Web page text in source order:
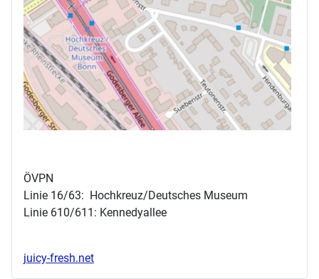
ÖVPN
Linie 16/63: Hochkreuz/Deutsches Museum
Linie 610/611: Kennedyallee
juicy-fresh.net